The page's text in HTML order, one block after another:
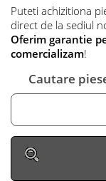
Puteti achizitiona
direct de la sediul
Oferim garantie
comercializam!
Cautare